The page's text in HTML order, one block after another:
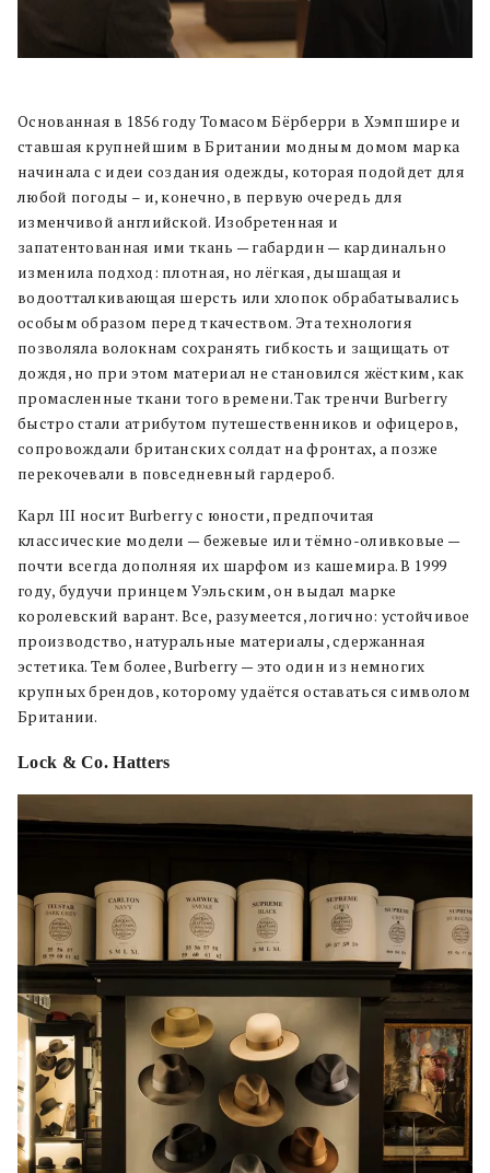
Основанная в 1856 году Томасом Бёрберри в Хэмпшире и
ставшая крупнейшим в Британии модным домом марка
начинала с идеи создания одежды, которая подойдет для
любой погоды – и, конечно, в первую очередь для
изменчивой английской. Изобретенная и
запатентованная ими ткань — габардин — кардинально
изменила подход: плотная, но лёгкая, дышащая и
водоотталкивающая шерсть или хлопок обрабатывались
особым образом перед ткачеством. Эта технология
позволяла волокнам сохранять гибкость и защищать от
дождя, но при этом материал не становился жёстким, как
промасленные ткани того времени.Так тренчи Burberry
быстро стали атрибутом путешественников и офицеров,
сопровождали британских солдат на фронтах, а позже
перекочевали в повседневный гардероб.
Карл III носит Burberry с юности, предпочитая
классические модели — бежевые или тёмно-оливковые —
почти всегда дополняя их шарфом из кашемира. В 1999
году, будучи принцем Уэльским, он выдал марке
королевский варант. Все, разумеется, логично: устойчивое
производство, натуральные материалы, сдержанная
эстетика. Тем более, Burberry — это один из немногих
крупных брендов, которому удаётся оставаться символом
Британии.
Lock & Co. Hatters